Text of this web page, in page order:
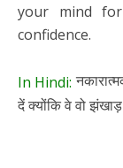
your mind
confidence.
In Hindi:
दें क्योंकि वे वो